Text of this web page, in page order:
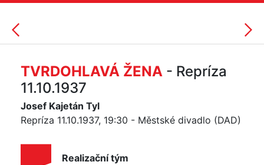
TVRDOHLAVÁ ŽENA - Repríza
11.10.1937
Josef Kajetán Tyl
Repríza 11.10.1937, 19:30 - Městské divadlo (DAD)
Realizační tým